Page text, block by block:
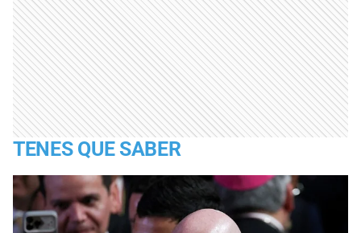
TENES QUE SABER